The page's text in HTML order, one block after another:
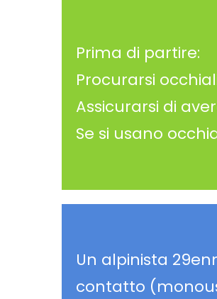
Prima di partire:
Procurarsi
Assicurarsi di
Se si usano
Un alpinista
contatto